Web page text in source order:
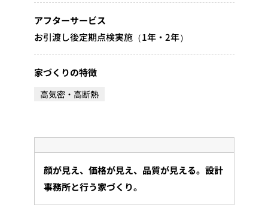
アフターサービス
お引渡し後定期点検実施（1年・2年）
家づくりの特徴
高気密・高断熱
顔が見え、価格が見え、品質が見える。設計
事務所と行う家づくり。